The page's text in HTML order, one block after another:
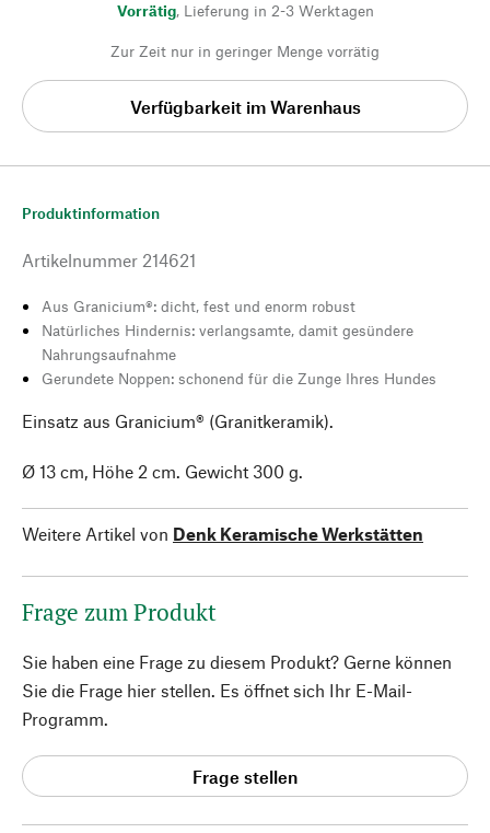
Vorrätig, Lieferung in 2-3 Werktagen
Zur Zeit nur in geringer Menge vorrätig
Verfügbarkeit im Warenhaus
Produktinformation
Artikelnummer 214621
Aus Granicium®: dicht, fest und enorm robust
Natürliches Hindernis: verlangsamte, damit gesündere
Nahrungsaufnahme
Gerundete Noppen: schonend für die Zunge Ihres Hundes
Einsatz aus Granicium® (Granitkeramik).
Ø 13 cm, Höhe 2 cm. Gewicht 300 g.
Weitere Artikel von Denk Keramische Werkstätten
Frage zum Produkt
Sie haben eine Frage zu diesem Produkt? Gerne können
Sie die Frage hier stellen. Es öffnet sich Ihr E-Mail-
Programm.
Frage stellen